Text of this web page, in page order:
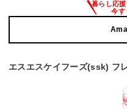
エスエスケイフーズ(ssk) フ